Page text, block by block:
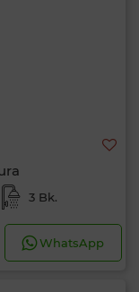
3 Bk.
WhatsApp